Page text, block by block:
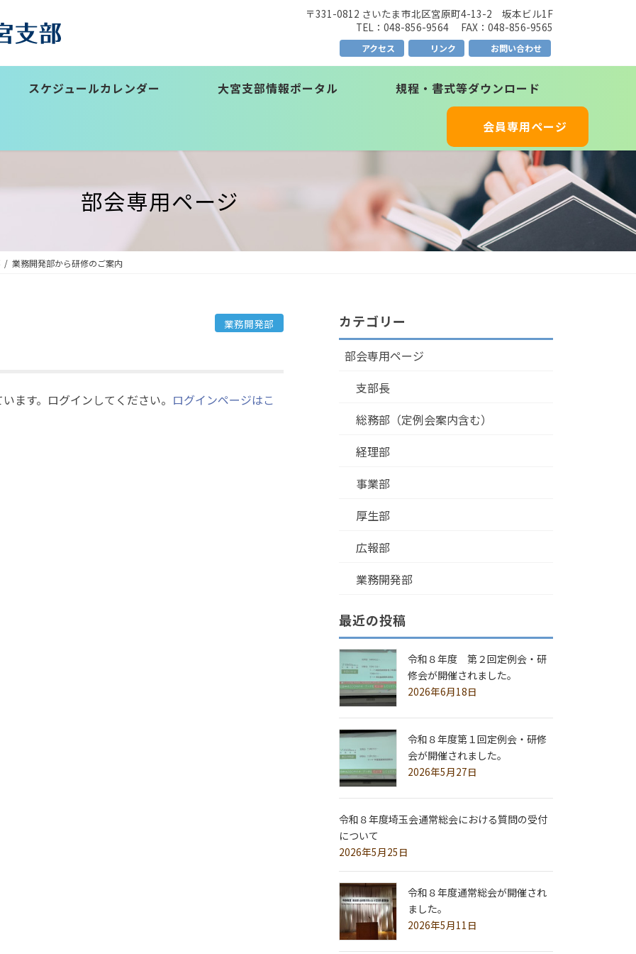
〒331-0812 さいたま市北区宮原町4-13-2 坂本ビル1F
TEL：048-856-9564 FAX：048-856-9565
アクセス リンク お問い合わせ
スケジュールカレンダー 大宮支部情報ポータル 規程・書式等ダウンロード
会員専用ページ
部会専用ページ
業務開発部から研修のご案内
業務開発部
ます。ログインしてください。 ログインページはこ
カテゴリー
部会専用ページ
支部長
総務部（定例会案内含む）
経理部
事業部
厚生部
広報部
業務開発部
最近の投稿
令和８年度 第２回定例会・研
修会が開催されました。
2026年6月18日
令和８年度第１回定例会・研修
会が開催されました。
2026年5月27日
令和８年度埼玉会通常総会における質問の受付
について
2026年5月25日
令和８年度通常総会が開催され
ました。
2026年5月11日